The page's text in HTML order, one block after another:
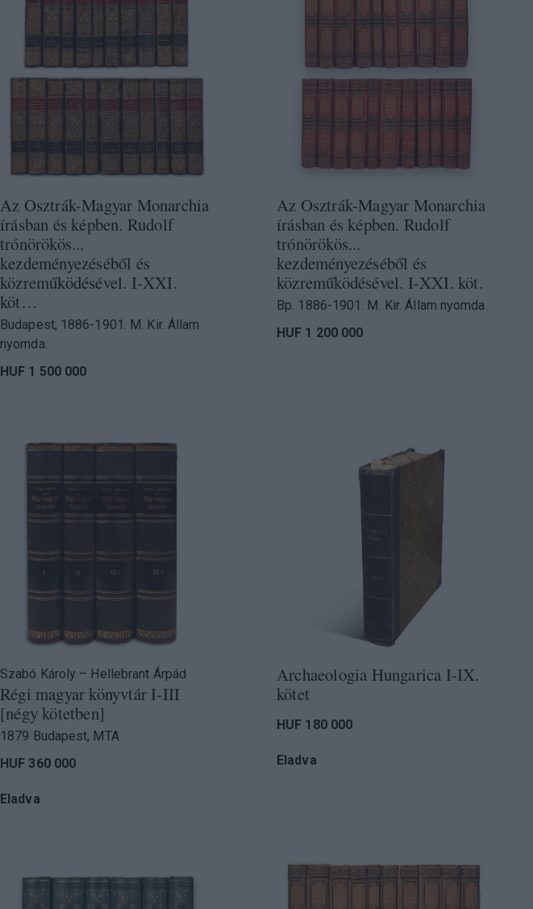
Az Osztrák-Magyar Monarchia
írásban és képben. Rudolf
trónörökös...
kezdeményezéséből és
közreműködésével. I-XXI.
köt…
Budapest, 1886-1901. M. Kir. Állam
nyomda.
HUF 1 500 000
Az Osztrák-Magyar Monarchia
írásban és képben. Rudolf
trónörökös...
kezdeményezéséből és
közreműködésével. I-XXI. köt.
Bp. 1886-1901. M. Kir. Állam nyomda.
HUF 1 200 000
Szabó Károly – Hellebrant Árpád
Régi magyar könyvtár I-III
[négy kötetben]
1879 Budapest, MTA
HUF 360 000
Eladva
Archaeologia Hungarica I-IX.
kötet
HUF 180 000
Eladva